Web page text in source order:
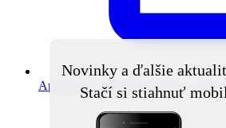
Aplikácia V obraze Novinky z obce
Novinky a ďalšie
Stačí si stiahnuť